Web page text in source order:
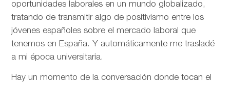
oportunidades laborales en un mundo globalizado,
tratando de transmitir algo de positivismo entre los
jóvenes españoles sobre el mercado laboral que
tenemos en España. Y automáticamente me trasladé
a mi época universitaria.
Hay un momento de la conversación donde tocan el